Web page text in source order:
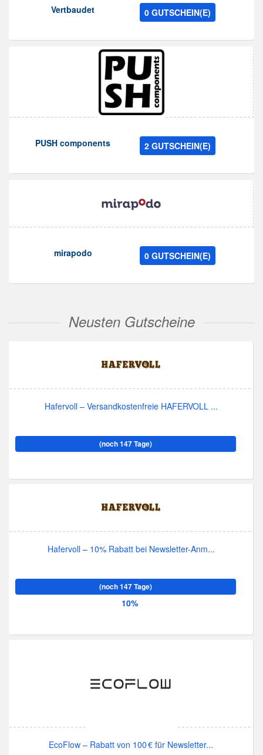
Vertbaudet 0 GUTSCHEIN(E)
PUSH components 2 GUTSCHEIN(E)
mirapodo 0 GUTSCHEIN(E)
Neusten Gutscheine
Hafervoll – Versandkostenfreie HAFERVOLL ...
(noch 147 Tage)
Hafervoll – 10% Rabatt bei Newsletter-Anm...
(noch 147 Tage)
10%
EcoFlow – Rabatt von 100 € für Newsletter...